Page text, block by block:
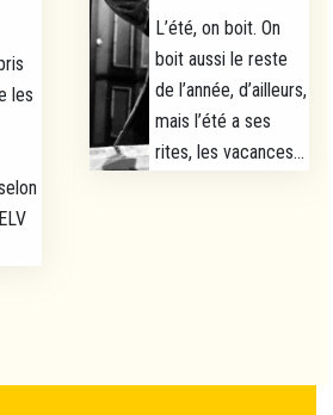
les
L’été, on boit. On
boit aussi le reste
de l’année, d’ailleurs,
mais l’été a ses
rites, les vacances...